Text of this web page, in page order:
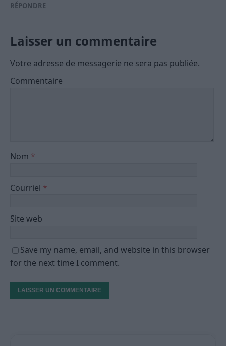
RÉPONDRE
Laisser un commentaire
Votre adresse de messagerie ne sera pas publiée.
Commentaire
Nom *
Courriel *
Site web
Save my name, email, and website in this browser
for the next time I comment.